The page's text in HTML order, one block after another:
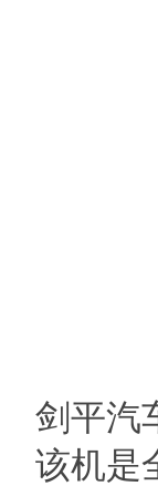
剑平汽
该机是